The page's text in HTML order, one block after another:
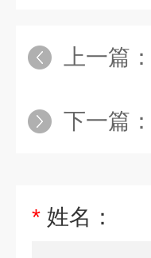
上一篇：
下一篇：
* 姓名：